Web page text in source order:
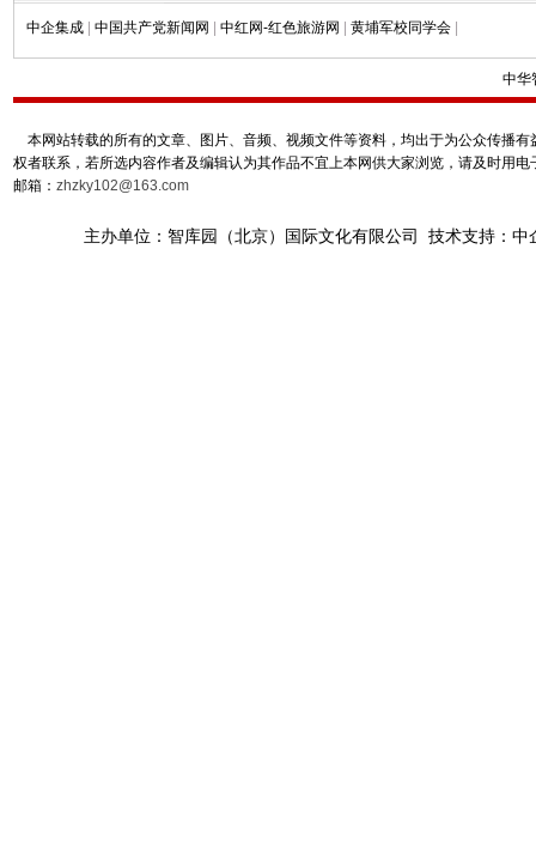
中企集成 | 中国共产党新闻网 | 中红网-红色旅游网 | 黄埔军校同学会 |
中华
本网站转载的所有的文章、图片、音频、视频文件等资料，均出于为公众传播
权者联系，若所选内容作者及编辑认为其作品不宜上本网供大家浏览，请及时用
邮箱： zhzky102@163.com
主办单位：智库园（北京）国际文化有限公司 技术支持：